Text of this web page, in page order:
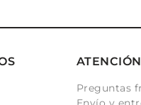
Preguntas